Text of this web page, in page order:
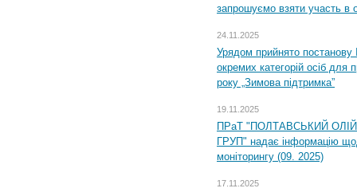
запрошуємо взяти участь в
24.11.2025
Урядом прийнято постанову
окремих категорій осіб для
року „Зимова підтримка”
19.11.2025
ПРаТ "ПОЛТАВСЬКИЙ
ГРУП" надає інформацію
моніторингу (09. 2025)
17.11.2025